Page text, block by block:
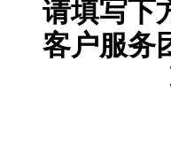
请填写下
客户服务